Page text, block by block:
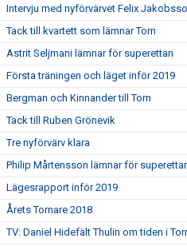
Intervju med nyförvärvet Felix
Tack till kvartett som lämnar Torn
Astrit Seljmani lämnar för superettan
Första träningen och läget inför 2019
Bergman och Kinnander till Torn
Tack till Ruben Grönevik
Tre nyförvärv klara
Philip Mårtensson lämnar för
Lägesrapport inför 2019
Årets Tornare 2018
TV: Daniel Hidefält Thulin om tiden i